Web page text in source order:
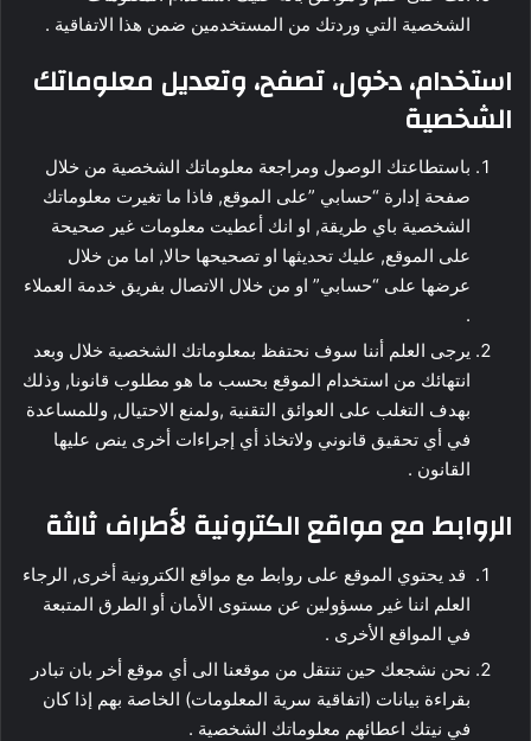
الشخصية التي وردتك من المستخدمين ضمن هذا الاتفاقية .
استخدام، دخول، تصفح، وتعديل معلوماتك
الشخصية
باستطاعتك الوصول ومراجعة معلوماتك الشخصية من خلال
صفحة إدارة “حسابي ”على الموقع, فاذا ما تغيرت معلوماتك
الشخصية باي طريقة, او انك أعطيت معلومات غير صحيحة
على الموقع, عليك تحديثها او تصحيحها حالا, اما من خلال
عرضها على “حسابي” او من خلال الاتصال بفريق خدمة العملاء
.
يرجى العلم أننا سوف نحتفظ بمعلوماتك الشخصية خلال وبعد
انتهائك من استخدام الموقع بحسب ما هو مطلوب قانونا, وذلك
بهدف التغلب على العوائق التقنية ,ولمنع الاحتيال, وللمساعدة
في أي تحقيق قانوني ولاتخاذ أي إجراءات أخرى ينص عليها
القانون .
الروابط مع مواقع الكترونية لأطراف ثالثة
قد يحتوي الموقع على روابط مع مواقع الكترونية أخرى, الرجاء
العلم اننا غير مسؤولين عن مستوى الأمان أو الطرق المتبعة
في المواقع الأخرى .
نحن نشجعك حين تنتقل من موقعنا الى أي موقع أخر بان تبادر
بقراءة بيانات (اتفاقية سرية المعلومات) الخاصة بهم إذا كان
في نيتك اعطائهم معلوماتك الشخصية .